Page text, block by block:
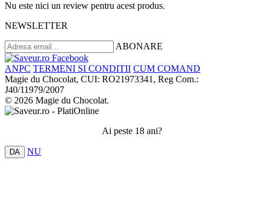
Nu este nici un review pentru acest produs.
NEWSLETTER
ABONARE
ANPC TERMENI SI CONDITII CUM COMAND
Magie du Chocolat, CUI: RO21973341, Reg Com.:
J40/11979/2007
© 2026 Magie du Chocolat.
Ai peste 18 ani?
DA NU